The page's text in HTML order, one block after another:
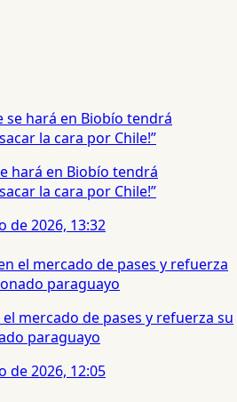
hará en Biobío tendrá
la cara por Chile!”
de 2026, 13:32
mercado de pases y refuerza su
paraguayo
de 2026, 12:05